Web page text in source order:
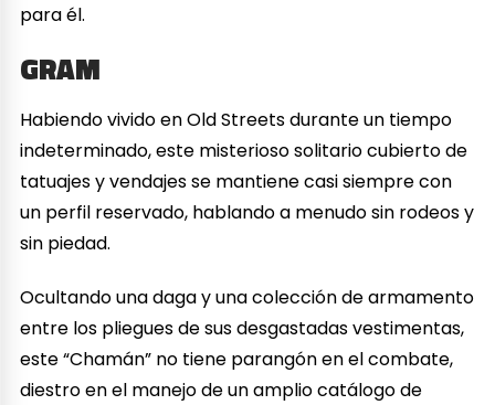
para él.
GRAM
Habiendo vivido en Old Streets durante un tiempo
indeterminado, este misterioso solitario cubierto de
tatuajes y vendajes se mantiene casi siempre con
un perfil reservado, hablando a menudo sin rodeos y
sin piedad.
Ocultando una daga y una colección de armamento
entre los pliegues de sus desgastadas vestimentas,
este “Chamán” no tiene parangón en el combate,
diestro en el manejo de un amplio catálogo de